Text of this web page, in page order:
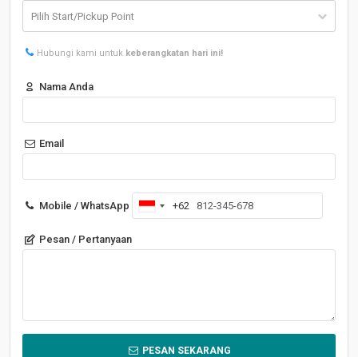
Hubungi kami untuk keberangkatan hari ini!
Nama Anda
Email
Mobile / WhatsApp
Indonesia
+62
+62
Pesan / Pertanyaan
PESAN SEKARANG